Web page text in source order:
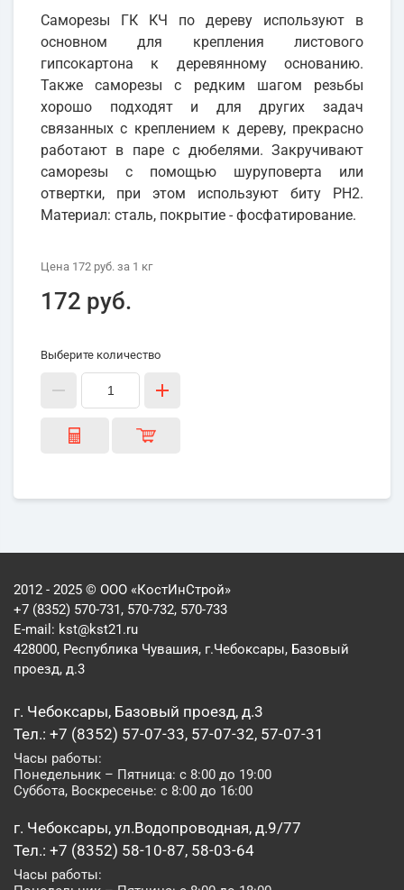
Саморезы ГК КЧ по дереву используют в
основном для крепления листового
гипсокартона к деревянному основанию.
Также саморезы с редким шагом резьбы
хорошо подходят и для других задач
связанных с креплением к дереву, прекрасно
работают в паре с дюбелями. Закручивают
саморезы с помощью шуруповерта или
отвертки, при этом используют биту PH2.
Материал: сталь, покрытие - фосфатирование.
Цена 172 руб. за 1 кг
172 руб.
Выберите количество
2012 - 2025 © ООО «КостИнСтрой»
+7 (8352) 570-731, 570-732, 570-733
E-mail: kst@kst21.ru
428000, Республика Чувашия, г.Чебоксары, Базовый
проезд, д.3
г. Чебоксары, Базовый проезд, д.3
Тел.: +7 (8352) 57-07-33, 57-07-32, 57-07-31
Часы работы:
Понедельник – Пятница: с 8:00 до 19:00
Суббота, Воскресенье: с 8:00 до 16:00
г. Чебоксары, ул.Водопроводная, д.9/77
Тел.: +7 (8352) 58-10-87, 58-03-64
Часы работы: